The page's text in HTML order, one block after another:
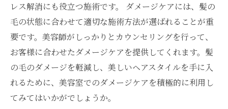
レス解消にも役立つ施術です。 ダメージケアには、髪の
毛の状態に合わせて適切な施術方法が選ばれることが重
要です。美容師がしっかりとカウンセリングを行って、
お客様に合わせたダメージケアを提供してくれます。髪
の毛のダメージを軽減し、美しいヘアスタイルを手に入
れるために、美容室でのダメージケアを積極的に利用し
てみてはいかがでしょうか。